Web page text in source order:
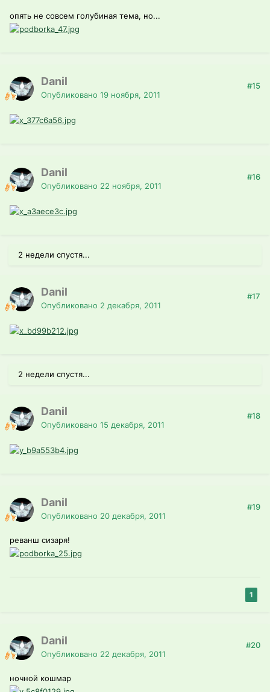
опять не совсем голубиная тема, но...
Danil
Опубликовано 19 ноября, 2011
#15
Danil
Опубликовано 22 ноября, 2011
#16
2 недели спустя...
Danil
Опубликовано 2 декабря, 2011
#17
2 недели спустя...
Danil
Опубликовано 15 декабря, 2011
#18
Danil
Опубликовано 20 декабря, 2011
#19
реванш сизаря!
1
Danil
Опубликовано 22 декабря, 2011
#20
ночной кошмар